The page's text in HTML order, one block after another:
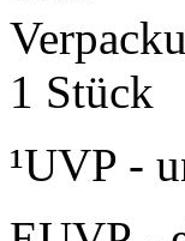
1 Stück
¹UVP -